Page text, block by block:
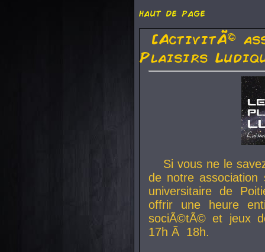
haut de page
[ActivitÃ©
Plaisirs
Si vous ne le
de notre
universitaire de
offrir une heure
sociÃ©tÃ© et jeux
17h Ã 18h.